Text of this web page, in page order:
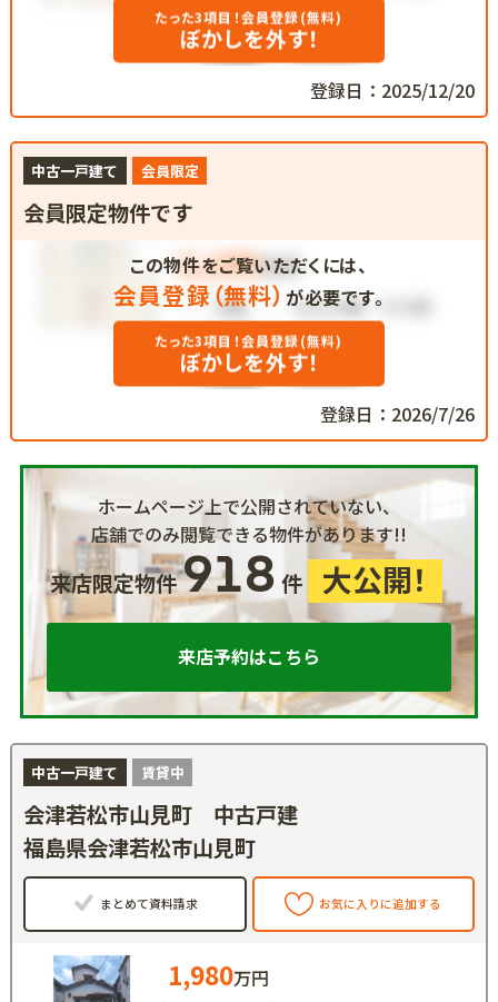
たった3項目！会員登録(無料)
ぼかしを外す！
登録日：2025/12/20
中古一戸建て 会員限定
会員限定物件です
この物件をご覧いただくには、
会員登録（無料） が必要です。
たった3項目！会員登録(無料)
ぼかしを外す！
登録日：2026/7/26
ホームページ上で公開されていない、
店舗でのみ閲覧できる物件があります!!
来店限定物件918 件 大公開！
来店予約はこちら
中古一戸建て 賃貸中
会津若松市山見町 中古戸建
福島県会津若松市山見町
まとめて資料請求 お気に入りに追加する
1,980万円